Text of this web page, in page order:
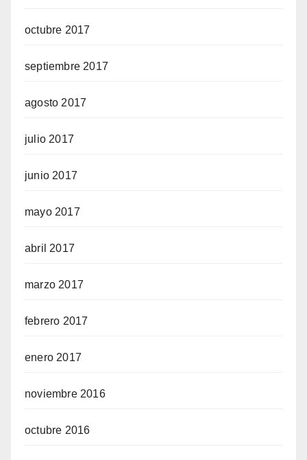
octubre 2017
septiembre 2017
agosto 2017
julio 2017
junio 2017
mayo 2017
abril 2017
marzo 2017
febrero 2017
enero 2017
noviembre 2016
octubre 2016